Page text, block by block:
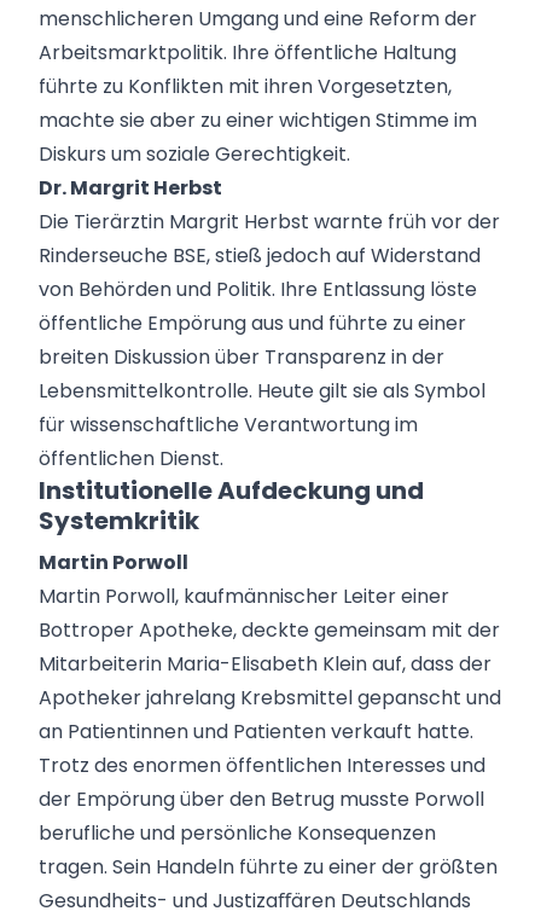
menschlicheren Umgang und eine Reform der
Arbeitsmarktpolitik. Ihre öffentliche Haltung
führte zu Konflikten mit ihren Vorgesetzten,
machte sie aber zu einer wichtigen Stimme im
Diskurs um soziale Gerechtigkeit.
Dr. Margrit Herbst
Die Tierärztin Margrit Herbst warnte früh vor der
Rinderseuche BSE, stieß jedoch auf Widerstand
von Behörden und Politik. Ihre Entlassung löste
öffentliche Empörung aus und führte zu einer
breiten Diskussion über Transparenz in der
Lebensmittelkontrolle. Heute gilt sie als Symbol
für wissenschaftliche Verantwortung im
öffentlichen Dienst.
Institutionelle Aufdeckung und
Systemkritik
Martin Porwoll
Martin Porwoll, kaufmännischer Leiter einer
Bottroper Apotheke, deckte gemeinsam mit der
Mitarbeiterin Maria-Elisabeth Klein auf, dass der
Apotheker jahrelang Krebsmittel gepanscht und
an Patientinnen und Patienten verkauft hatte.
Trotz des enormen öffentlichen Interesses und
der Empörung über den Betrug musste Porwoll
berufliche und persönliche Konsequenzen
tragen. Sein Handeln führte zu einer der größten
Gesundheits- und Justizaﬀären Deutschlands